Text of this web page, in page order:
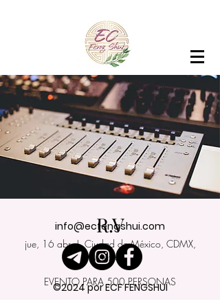
R.V
jue, 16 abr
  |
Ciudad de México, CDMX,
México
EVENTO PARA 500 PERSONAS
info@ecfengshui.com
©2024 por ECF FENGSHUI